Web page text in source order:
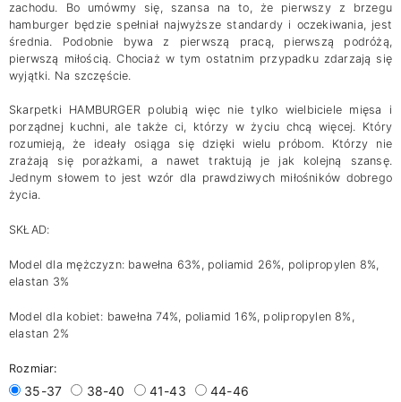
zachodu. Bo umówmy się, szansa na to, że pierwszy z brzegu
hamburger będzie spełniał najwyższe standardy i oczekiwania, jest
średnia. Podobnie bywa z pierwszą pracą, pierwszą podróżą,
pierwszą miłością. Chociaż w tym ostatnim przypadku zdarzają się
wyjątki. Na szczęście.
Skarpetki HAMBURGER polubią więc nie tylko wielbiciele mięsa i
porządnej kuchni, ale także ci, którzy w życiu chcą więcej. Który
rozumieją, że ideały osiąga się dzięki wielu próbom. Którzy nie
zrażają się porażkami, a nawet traktują je jak kolejną szansę.
Jednym słowem to jest wzór dla prawdziwych miłośników dobrego
życia.
SKŁAD:
Model dla mężczyzn: bawełna 63%, poliamid 26%, polipropylen 8%,
elastan 3%
Model dla kobiet: bawełna 74%, poliamid 16%, polipropylen 8%,
elastan 2%
Rozmiar:
35-37 38-40 41-43 44-46